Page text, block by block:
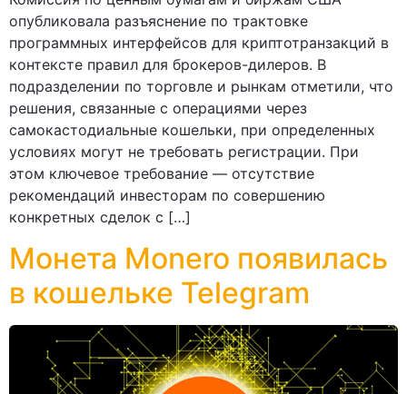
опубликовала разъяснение по трактовке
программных интерфейсов для криптотранзакций в
контексте правил для брокеров-дилеров. В
подразделении по торговле и рынкам отметили, что
решения, связанные с операциями через
самокастодиальные кошельки, при определенных
условиях могут не требовать регистрации. При
этом ключевое требование — отсутствие
рекомендаций инвесторам по совершению
конкретных сделок с […]
Монета Monero появилась
в кошельке Telegram